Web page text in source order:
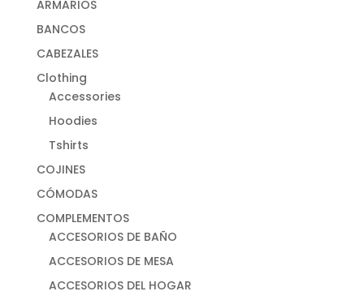
ARMARIOS
BANCOS
CABEZALES
Clothing
Accessories
Hoodies
Tshirts
COJINES
CÓMODAS
COMPLEMENTOS
ACCESORIOS DE BAÑO
ACCESORIOS DE MESA
ACCESORIOS DEL HOGAR